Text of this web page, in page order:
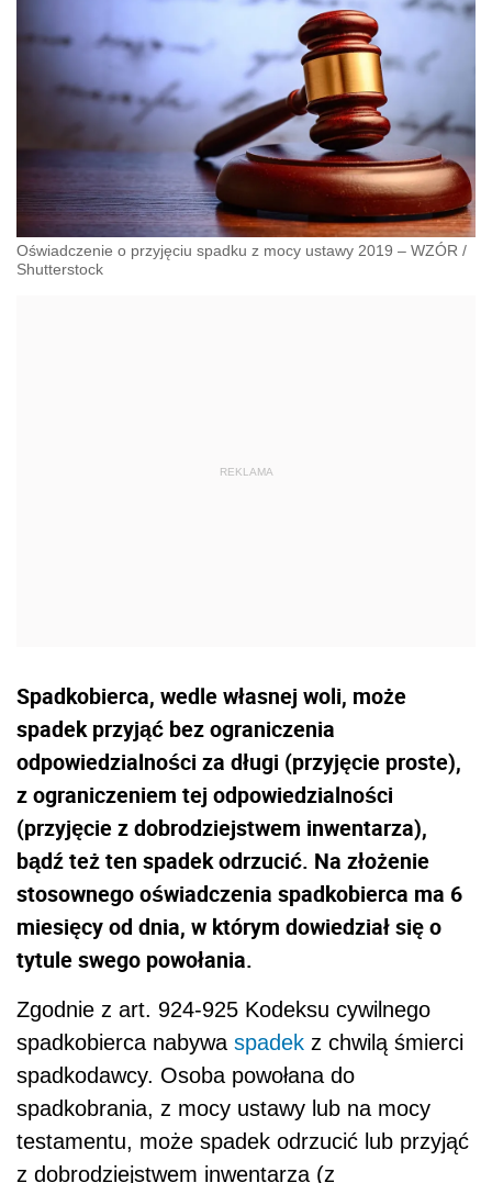
Oświadczenie o przyjęciu spadku z mocy ustawy 2019 – WZÓR /
Shutterstock
Spadkobierca, wedle własnej woli, może
spadek przyjąć bez ograniczenia
odpowiedzialności za długi (przyjęcie proste),
z ograniczeniem tej odpowiedzialności
(przyjęcie z dobrodziejstwem inwentarza),
bądź też ten spadek odrzucić. Na złożenie
stosownego oświadczenia spadkobierca ma 6
miesięcy od dnia, w którym dowiedział się o
tytule swego powołania.
Zgodnie z art. 924-925 Kodeksu cywilnego
spadkobierca nabywa spadek z chwilą śmierci
spadkodawcy. Osoba powołana do
spadkobrania, z mocy ustawy lub na mocy
testamentu, może spadek odrzucić lub przyjąć
z dobrodziejstwem inwentarza (z